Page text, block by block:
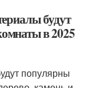
будут
в 2025
популярны